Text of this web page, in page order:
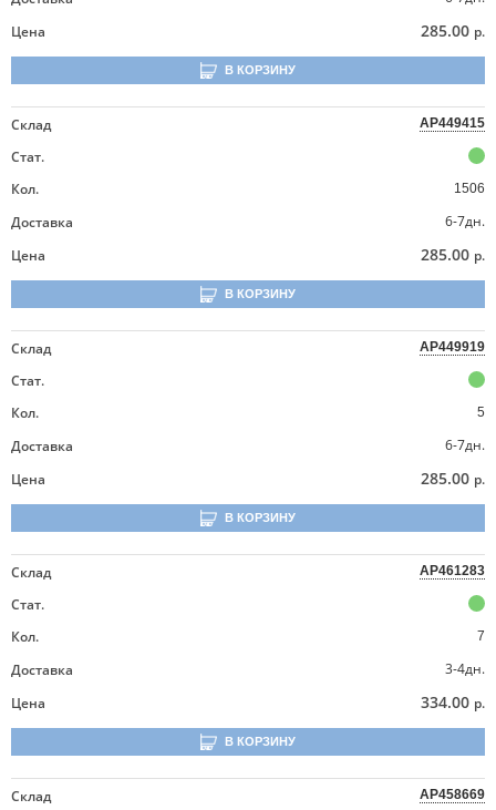
Цена
285.00 р.
В КОРЗИНУ
Склад AP449415
Стат.
Кол.
1506
Доставка
6-7дн.
Цена
285.00 р.
В КОРЗИНУ
Склад AP449919
Стат.
Кол.
5
Доставка
6-7дн.
Цена
285.00 р.
В КОРЗИНУ
Склад AP461283
Стат.
Кол.
7
Доставка
3-4дн.
Цена
334.00 р.
В КОРЗИНУ
Склад AP458669